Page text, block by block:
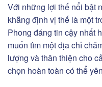
Với những lợi thế nổi bật
khẳng định vị thế là một
Phong đáng tin cậy nhất
muốn tìm một địa chỉ
lượng và thân thiện cho
chọn hoàn toàn có thể